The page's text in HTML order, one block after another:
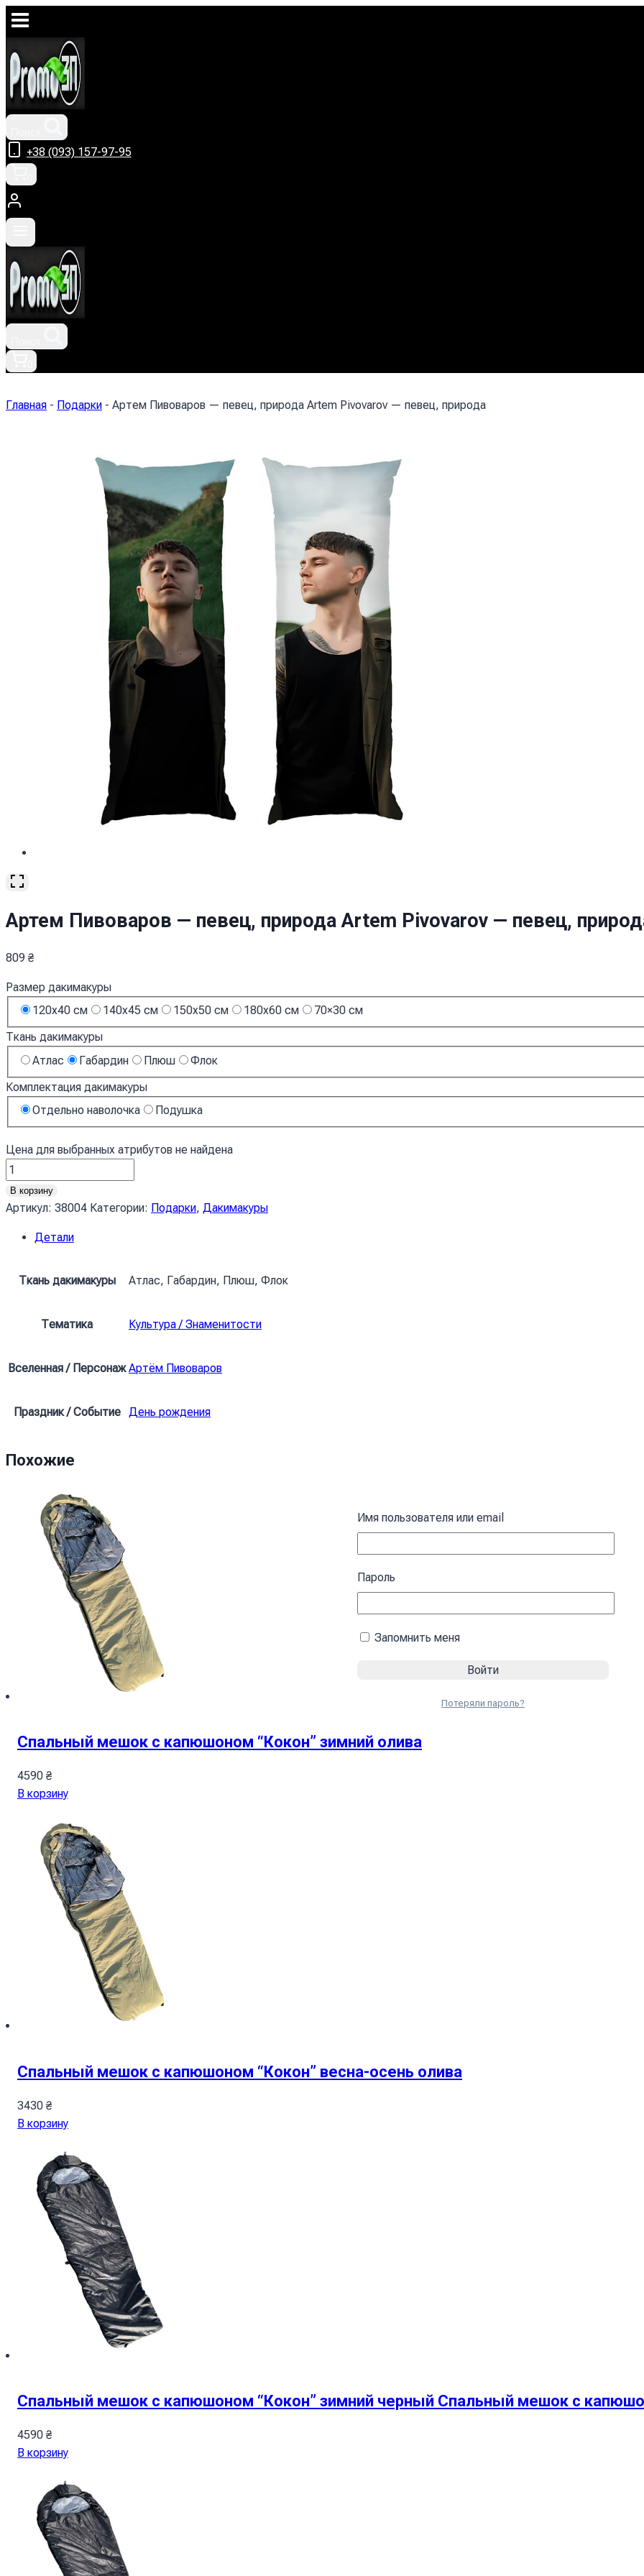
Перейти
содержимому
+38 (093) 157-97-95
Главная - Подарки - Артем Пивоваров — певец, природа Artem Pivovarov — певец, природа
Артем Пивоваров — певец, природа Artem Pivovarov — певец,
809 ₴
Размер дакимакуры
120х40 см
140х45 см 150х50 см 180х60 см
70×30 см
Ткань дакимакуры
Атлас
Габардин Плюш
Флок
Комплектация дакимакуры
Отдельно наволочка
Подушка
Цена для выбранных атрибутов не найдена
Количество
товара
Артем
Співак
Artem
В корзину
Артикул: 38004 Категории: Подарки, Дакимакуры
Детали
Ткань дакимакуры Атлас, Габардин, Плюш, Флок
Тематика Культура / Знаменитости
Вселенная / Персонаж Артём Пивоваров
Праздник / Событие День рождения
Похожие
Спальный мешок с капюшоном “Кокон” зимний олива
4590 ₴
В корзину
Спальный мешок с капюшоном “Кокон” весна-осень олива
3430 ₴
В корзину
Спальный мешок с капюшоном “Кокон” зимний черный Спальный мешок с
4590 ₴
В корзину
Имя пользователя или email
Пароль
Запомнить меня
Потеряли пароль?